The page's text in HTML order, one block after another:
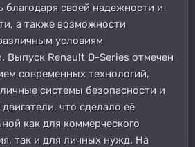
благодаря своей надежности и
а также возможности
условиям
Выпуск Renault D-Series отмечен
современных технологий,
системы безопасности и
что сделало её
как для коммерческого
так и для личных нужд. На